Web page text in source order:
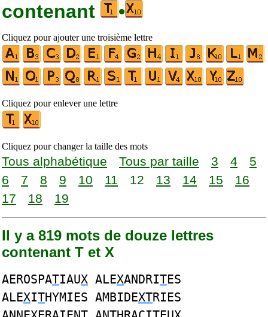
contenant
•
Cliquez pour ajouter une troisième lettre
Cliquez pour enlever une lettre
Cliquez pour changer la taille des mots
Tous alphabétique Tous par taille 3 4
5
6
7 8 9 10 11 12 13 14 15
16
17
18 19
Il y a 819 mots de douze lettres
contenant T et X
AEROSPATIAUX ALEXANDRITES
ALEXITHYMIES AMBIDEXTRIES